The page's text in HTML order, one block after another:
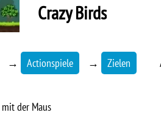
Crazy Birds
→ Actionspiele → Zielen
mit der Maus